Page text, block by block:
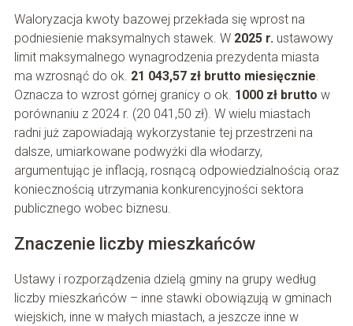
Waloryzacja kwoty bazowej przekłada się wprost na
podniesienie maksymalnych stawek. W 2025 r.ustawowy
limit maksymalnego wynagrodzenia prezydenta miasta
ma wzrosnąć do ok. 21 043,57 zł brutto miesięcznie.
Oznacza to wzrost górnej granicy o ok. 1000 zł brutto w
porównaniu z 2024 r. (20 041,50 zł). W wielu miastach
radni już zapowiadają wykorzystanie tej przestrzeni na
dalsze, umiarkowane podwyżki dla włodarzy,
argumentując je inflacją, rosnącą odpowiedzialnością oraz
koniecznością utrzymania konkurencyjności sektora
publicznego wobec biznesu.
Znaczenie liczby mieszkańców
Ustawy i rozporządzenia dzielą gminy na grupy według
liczby mieszkańców – inne stawki obowiązują w gminach
wiejskich, inne w małych miastach, a jeszcze inne w